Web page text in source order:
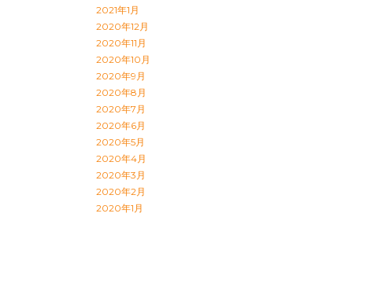
2021年1月
2020年12月
2020年11月
2020年10月
2020年9月
2020年8月
2020年7月
2020年6月
2020年5月
2020年4月
2020年3月
2020年2月
2020年1月